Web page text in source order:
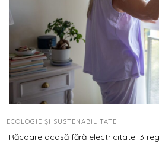
ECOLOGIE ȘI SUSTENABILITATE
Răcoare acasă fără electricitate: 3